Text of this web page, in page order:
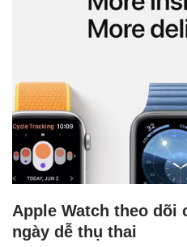
Apple Watch theo dõi
ngày dễ thụ thai